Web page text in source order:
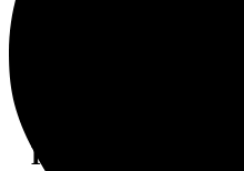
Примеры работ